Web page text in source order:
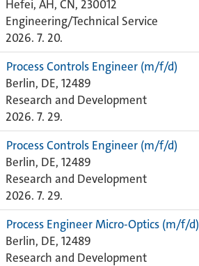
Hefei, AH, CN, 230012
Engineering/Technical Service
2026. 7. 20.
Process Controls Engineer (m/f/d)
Berlin, DE, 12489
Research and Development
2026. 7. 29.
Process Controls Engineer (m/f/d)
Berlin, DE, 12489
Research and Development
2026. 7. 29.
Process Engineer Micro-Optics (m/f/d)
Berlin, DE, 12489
Research and Development